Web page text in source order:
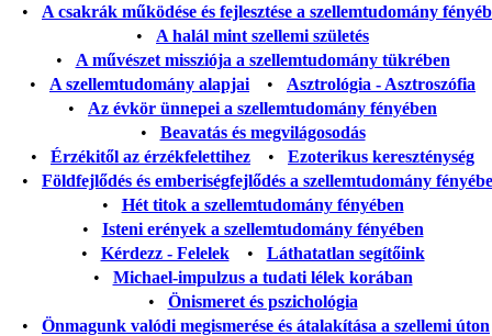
• A csakrák működése és fejlesztése a szellemtudomány
• A halál mint szellemi születés
• A művészet missziója a szellemtudomány tükrében
• A szellemtudomány alapjai • Asztrológia - Asztroszófia
• Az évkör ünnepei a szellemtudomány fényében
• Beavatás és megvilágosodás
• Érzékitől az érzékfelettihez • Ezoterikus kereszténység
• Földfejlődés és emberiségfejlődés a szellemtudomány
• Hét titok a szellemtudomány fényében
• Isteni erények a szellemtudomány fényében
• Kérdezz - Felelek• Láthatatlan segítőink
• Michael-impulzus a tudati lélek korában
• Önismeret és pszichológia
• Önmagunk valódi megismerése és átalakítása a szellemi úton